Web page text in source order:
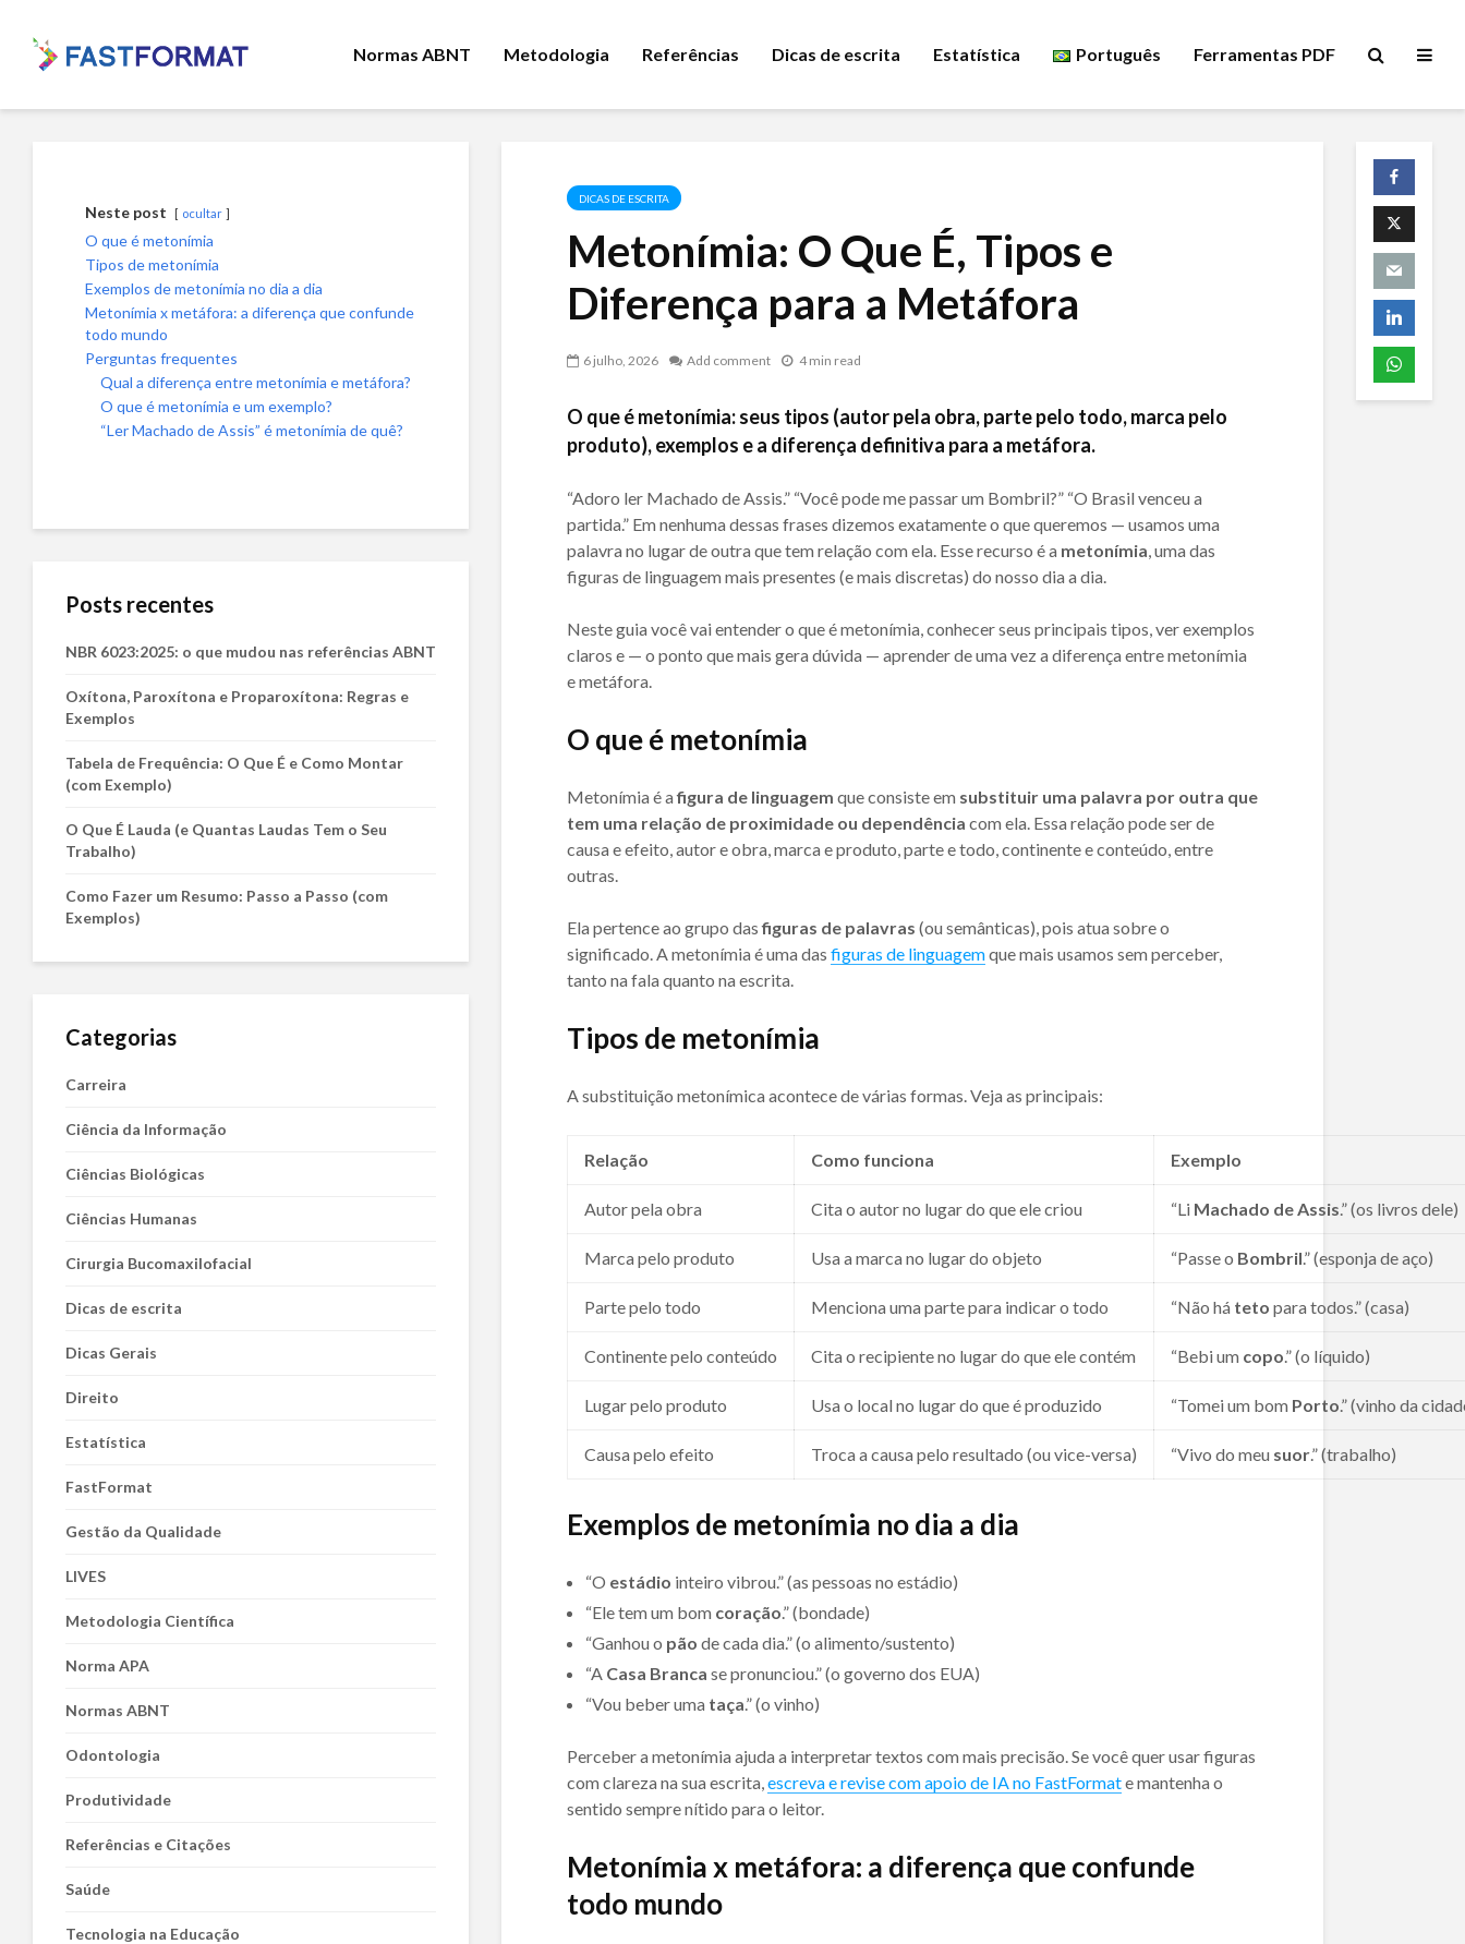
Normas ABNT Metodologia Referências Dicas de escrita Estatística Português Ferramentas PDF
DICAS DE ESCRITA
Metonímia: O Que É, Tipos e
Diferença para a Metáfora
6 julho, 2026 Add comment 4 min read
O que é metonímia: seus tipos (autor pela obra, parte pelo todo, marca pelo
produto), exemplos e a diferença definitiva para a metáfora.
“Adoro ler Machado de Assis.” “Você pode me passar um Bombril?” “O Brasil venceu a
partida.” Em nenhuma dessas frases dizemos exatamente o que queremos — usamos uma
palavra no lugar de outra que tem relação com ela. Esse recurso é a metonímia, uma das
figuras de linguagem mais presentes (e mais discretas) do nosso dia a dia.
Neste guia você vai entender o que é metonímia, conhecer seus principais tipos, ver exemplos
claros e — o ponto que mais gera dúvida — aprender de uma vez a diferença entre metonímia
e metáfora.
O que é metonímia
Metonímia é afigura de linguagem que consiste em substituir uma palavra por outra que
tem uma relação de proximidade ou dependência com ela. Essa relação pode ser de
causa e efeito, autor e obra, marca e produto, parte e todo, continente e conteúdo, entre
outras.
Ela pertence ao grupo dasfiguras de palavras (ou semânticas), pois atua sobre o
significado. A metonímia é uma das figuras de linguagemque mais usamos sem perceber,
tanto na fala quanto na escrita.
Tipos de metonímia
A substituição metonímica acontece de várias formas. Veja as principais:
Relação Como funciona Exemplo
Autor pela obra Cita o autor no lugar do que ele criou “Li Machado de Assis.” (os livros dele)
Marca pelo produto Usa a marca no lugar do objeto “Passe o Bombril.” (esponja de aço)
Parte pelo todo Menciona uma parte para indicar o todo “Não há teto para todos.” (casa)
Continente pelo conteúdo Cita o recipiente no lugar do que ele contém “Bebi um copo.” (o líquido)
Lugar pelo produto Usa o local no lugar do que é produzido “Tomei um bom Porto.” (vinho da
Causa pelo efeito Troca a causa pelo resultado (ou vice-versa) “Vivo do meu suor.” (trabalho)
Exemplos de metonímia no dia a dia
“O estádio inteiro vibrou.” (as pessoas no estádio)
“Ele tem um bom coração.” (bondade)
“Ganhou o pão de cada dia.” (o alimento/sustento)
“A Casa Branca se pronunciou.” (o governo dos EUA)
“Vou beber uma taça.” (o vinho)
Perceber a metonímia ajuda a interpretar textos com mais precisão. Se você quer usar figuras
com clareza na sua escrita,escreva e revise com apoio de IA no FastFormate mantenha o
sentido sempre nítido para o leitor.
Metonímia x metáfora: a diferença que confunde
todo mundo
Neste post ocultar
O que é metonímia
Tipos de metonímia
Exemplos de metonímia no dia a dia
Metonímia x metáfora: a diferença que confunde
todo mundo
Perguntas frequentes
Qual a diferença entre metonímia e metáfora?
O que é metonímia e um exemplo?
“Ler Machado de Assis” é metonímia de quê?
Posts recentes
NBR 6023:2025: o que mudou nas referências ABNT
Oxítona, Paroxítona e Proparoxítona: Regras e
Exemplos
Tabela de Frequência: O Que É e Como Montar
(com Exemplo)
O Que É Lauda (e Quantas Laudas Tem o Seu
Trabalho)
Como Fazer um Resumo: Passo a Passo (com
Exemplos)
Categorias
Carreira
Ciência da Informação
Ciências Biológicas
Ciências Humanas
Cirurgia Bucomaxilofacial
Dicas de escrita
Dicas Gerais
Direito
Estatística
FastFormat
Gestão da Qualidade
LIVES
Metodologia Científica
Norma APA
Normas ABNT
Odontologia
Produtividade
Referências e Citações
Saúde
Tecnologia na Educação